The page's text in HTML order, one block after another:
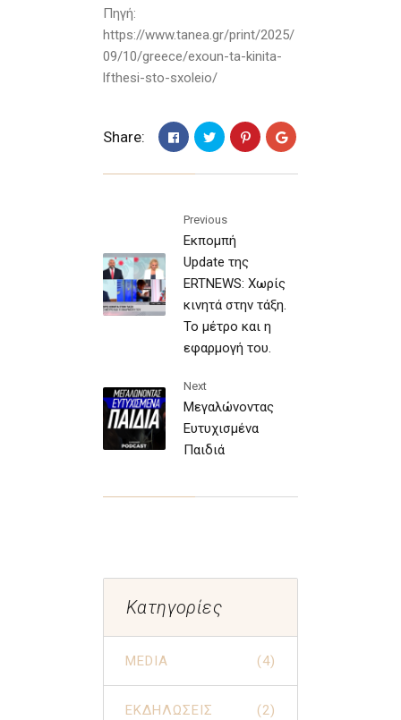
Πηγή:
https://www.tanea.gr/print/2025/
09/10/greece/exoun-ta-kinita-
lfthesi-sto-sxoleio/
Share:
Previous
Εκπομπή
Update της
ERTNEWS: Χωρίς
κινητά στην τάξη.
Το μέτρο και η
εφαρμογή του.
Next
Μεγαλώνοντας
Ευτυχισμένα
Παιδιά
Κατηγορίες
MEDIA (4)
ΕΚΔΗΛΩΣΕΙΣ (2)